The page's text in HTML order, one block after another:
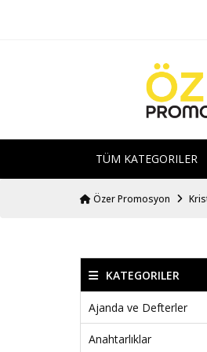
TÜM KATEGORILER
Özer Promosyon
KATEGORILER
Ajanda ve Defterler
Anahtarlıklar